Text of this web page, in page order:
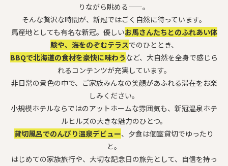
りながら眺める——。
そんな贅沢な時間が、新冠ではごく自然に待っています。
馬産地としても有名な新冠。優しいお馬さんたちとのふれあい体
験や、海をのぞむテラスでのひととき、
BBQで北海道の食材を豪快に味わうなど、大自然を全身で感じら
れるコンテンツが充実しています。
非日常の景色の中で、ご家族みんなの笑顔があふれる滞在をお楽
しみください。
小規模ホテルならではのアットホームな雰囲気も、新冠温泉ホテ
ルヒルズの大きな魅力のひとつ。
貸切風呂でのんびり温泉デビュー、夕食は個室貸切でゆったり
と。
はじめての家族旅行や、大切な記念日の旅先として、自信を持っ